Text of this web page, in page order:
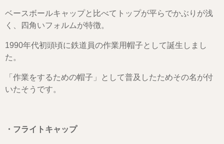
ベースボールキャップと比べてトップが平らでかぶりが浅
く、四角いフォルムが特徴。
1990年代初頭頃に鉄道員の作業用帽子として誕生しまし
た。
「作業をするための帽子」として普及したためその名が付
いたそうです。
・フライトキャップ